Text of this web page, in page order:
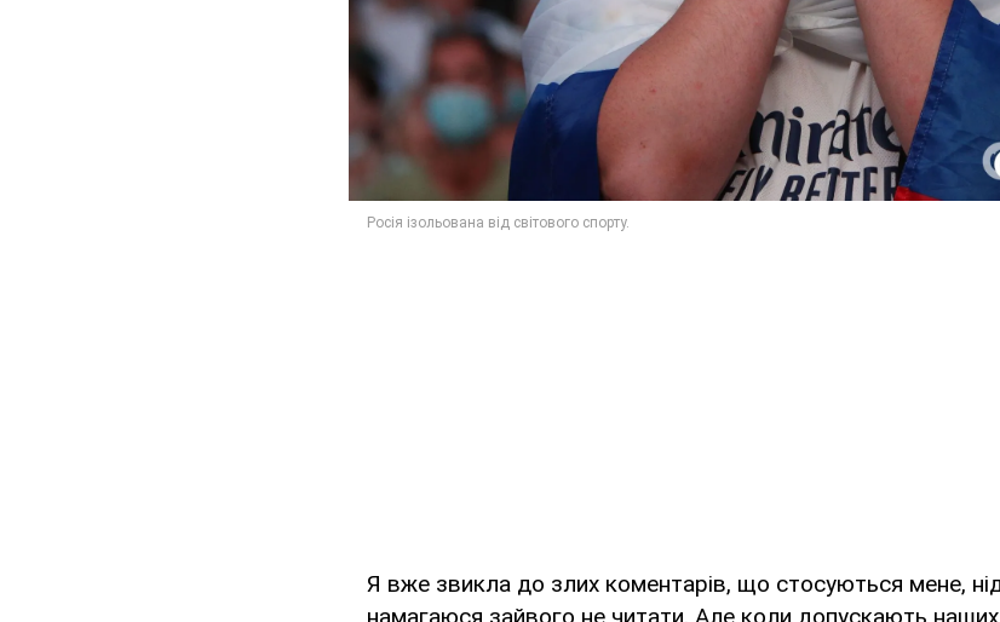
Я вже звикла до злих коментарів, що стосуються мене,
намагаюся зайвого не читати. Але коли допускають